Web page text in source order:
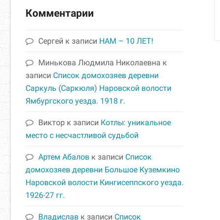
Комментарии
Сергей к записи НАМ – 10 ЛЕТ!
Минькова Людмила Николаевна к
записи Список домохозяев деревни
Саркуль (Саркюля) Наровской волости
Ямбургского уезда. 1918 г.
Виктор к записи Котлы: уникальное
место с несчастливой судьбой
Артем Абалов к записи Список
домохозяев деревни Большое Куземкино
Наровской волости Кингисеппского уезда.
1926-27 гг.
Владислав к записи Список